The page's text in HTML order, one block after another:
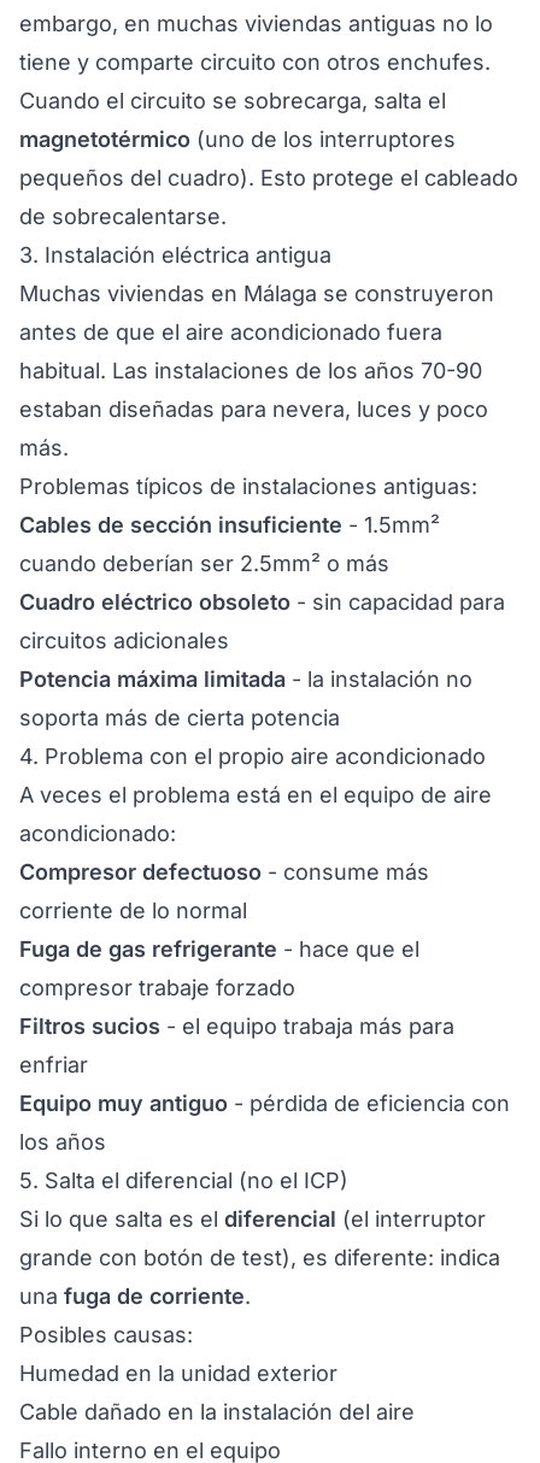
embargo, en muchas viviendas antiguas no lo
tiene y comparte circuito con otros enchufes.
Cuando el circuito se sobrecarga, salta el
magnetotérmico (uno de los interruptores
pequeños del cuadro). Esto protege el cableado
de sobrecalentarse.
3. Instalación eléctrica antigua
Muchas viviendas en Málaga se construyeron
antes de que el aire acondicionado fuera
habitual. Las instalaciones de los años 70-90
estaban diseñadas para nevera, luces y poco
más.
Problemas típicos de instalaciones antiguas:
Cables de sección insuficiente - 1.5mm²
cuando deberían ser 2.5mm² o más
Cuadro eléctrico obsoleto - sin capacidad para
circuitos adicionales
Potencia máxima limitada - la instalación no
soporta más de cierta potencia
4. Problema con el propio aire acondicionado
A veces el problema está en el equipo de aire
acondicionado:
Compresor defectuoso - consume más
corriente de lo normal
Fuga de gas refrigerante - hace que el
compresor trabaje forzado
Filtros sucios - el equipo trabaja más para
enfriar
Equipo muy antiguo - pérdida de eficiencia con
los años
5. Salta el diferencial (no el ICP)
Si lo que salta es el diferencial (el interruptor
grande con botón de test), es diferente: indica
una fuga de corriente.
Posibles causas:
Humedad en la unidad exterior
Cable dañado en la instalación del aire
Fallo interno en el equipo